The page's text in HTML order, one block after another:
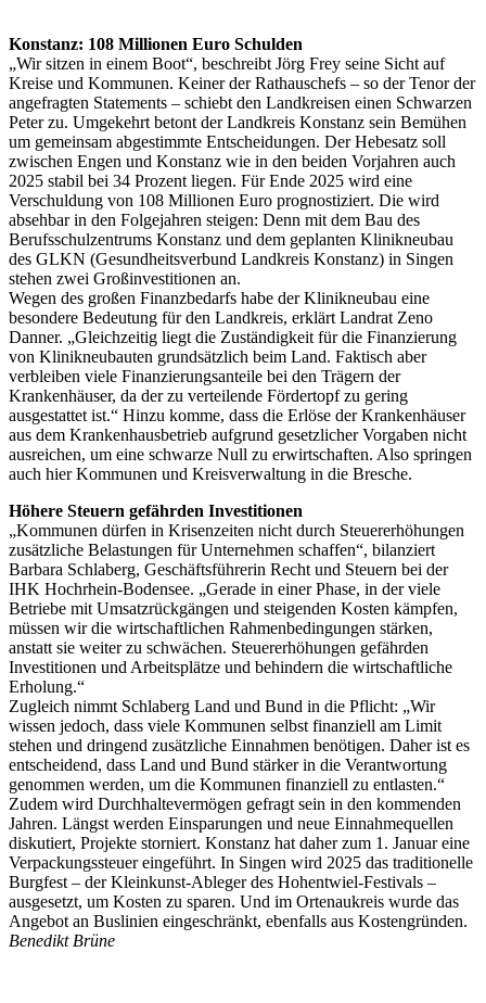
Konstanz: 108 Millionen Euro Schulden
„Wir sitzen in einem Boot“, beschreibt Jörg Frey seine Sicht auf
Kreise und Kommunen. Keiner der Rathauschefs – so der Tenor der
angefragten Statements – schiebt den Landkreisen einen Schwarzen
Peter zu. Umgekehrt betont der Landkreis Konstanz sein Bemühen
um gemeinsam abgestimmte Entscheidungen. Der Hebesatz soll
zwischen Engen und Konstanz wie in den beiden Vorjahren auch
2025 stabil bei 34 Prozent liegen. Für Ende 2025 wird eine
Verschuldung von 108 Millionen Euro prognostiziert. Die wird
absehbar in den Folgejahren steigen: Denn mit dem Bau des
Berufsschulzentrums Konstanz und dem geplanten Klinikneubau
des GLKN (Gesundheitsverbund Landkreis Konstanz) in Singen
stehen zwei Großinvestitionen an.
Wegen des großen Finanzbedarfs habe der Klinikneubau eine
besondere Bedeutung für den Landkreis, erklärt Landrat Zeno
Danner. „Gleichzeitig liegt die Zuständigkeit für die Finanzierung
von Klinikneubauten grundsätzlich beim Land. Faktisch aber
verbleiben viele Finanzierungsanteile bei den Trägern der
Krankenhäuser, da der zu verteilende Fördertopf zu gering
ausgestattet ist.“ Hinzu komme, dass die Erlöse der Krankenhäuser
aus dem Krankenhausbetrieb aufgrund gesetzlicher Vorgaben nicht
ausreichen, um eine schwarze Null zu erwirtschaften. Also springen
auch hier Kommunen und Kreisverwaltung in die Bresche.
Höhere Steuern gefährden Investitionen
„Kommunen dürfen in Krisenzeiten nicht durch Steuererhöhungen
zusätzliche Belastungen für Unternehmen schaffen“, bilanziert
Barbara Schlaberg, Geschäftsführerin Recht und Steuern bei der
IHK Hochrhein-Bodensee. „Gerade in einer Phase, in der viele
Betriebe mit Umsatzrückgängen und steigenden Kosten kämpfen,
müssen wir die wirtschaftlichen Rahmenbedingungen stärken,
anstatt sie weiter zu schwächen. Steuererhöhungen gefährden
Investitionen und Arbeitsplätze und behindern die wirtschaftliche
Erholung.“
Zugleich nimmt Schlaberg Land und Bund in die Pflicht: „Wir
wissen jedoch, dass viele Kommunen selbst finanziell am Limit
stehen und dringend zusätzliche Einnahmen benötigen. Daher ist es
entscheidend, dass Land und Bund stärker in die Verantwortung
genommen werden, um die Kommunen finanziell zu entlasten.“
Zudem wird Durchhaltevermögen gefragt sein in den kommenden
Jahren. Längst werden Einsparungen und neue Einnahmequellen
diskutiert, Projekte storniert. Konstanz hat daher zum 1. Januar eine
Verpackungssteuer eingeführt. In Singen wird 2025 das traditionelle
Burgfest – der Kleinkunst-Ableger des Hohentwiel-Festivals –
ausgesetzt, um Kosten zu sparen. Und im Ortenaukreis wurde das
Angebot an Buslinien eingeschränkt, ebenfalls aus Kostengründen.
Benedikt Brüne